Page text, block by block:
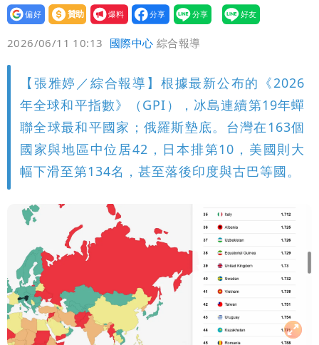
建議：這是保護慈濟
設為
贊助
我要
爆料
2026/06/11 10:13 國際中心 綜合報導
【張雅婷／綜合報導】根據最新公布的《2026
年全球和平指數》（GPI），冰島連續第19年蟬
聯全球最和平國家；俄羅斯墊底。台灣在163個
國家與地區中位居42，日本排第10，美國則大
幅下滑至第134名，甚至落後印度與古巴等國。